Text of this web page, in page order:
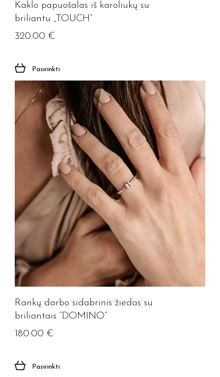
Kaklo papuošalas iš karoliukų su
briliantu „TOUCH”
320.00 €
Pasirinkti
Rankų darbo sidabrinis žiedas su
briliantais “DOMINO”
180.00 €
Pasirinkti